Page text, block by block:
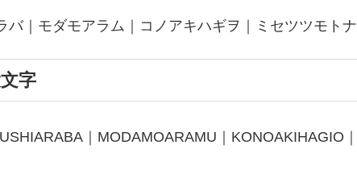
バ｜モダモアラム｜コノアキハギヲ｜ミセツツモトナ
字
｜MODAMOARAMU｜KONOAKIHAGIO｜